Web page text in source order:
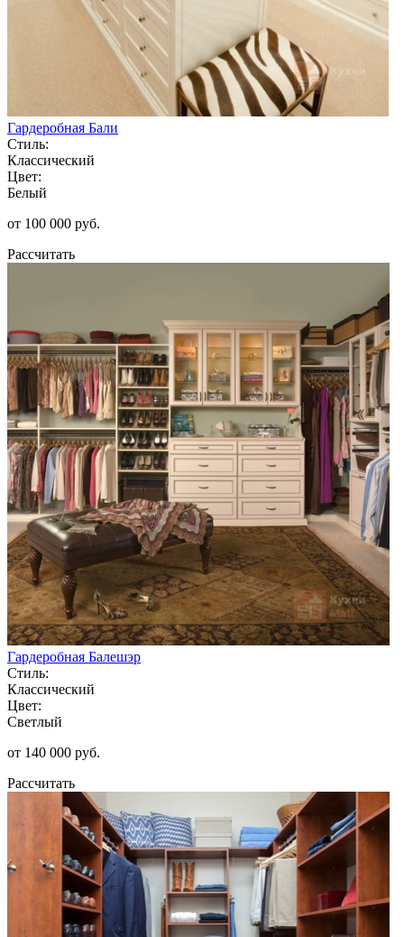
Гардеробная Бали
Стиль:
Классический
Цвет:
Белый
от 100 000 руб.
Рассчитать
Гардеробная Балешэр
Стиль:
Классический
Цвет:
Светлый
от 140 000 руб.
Рассчитать